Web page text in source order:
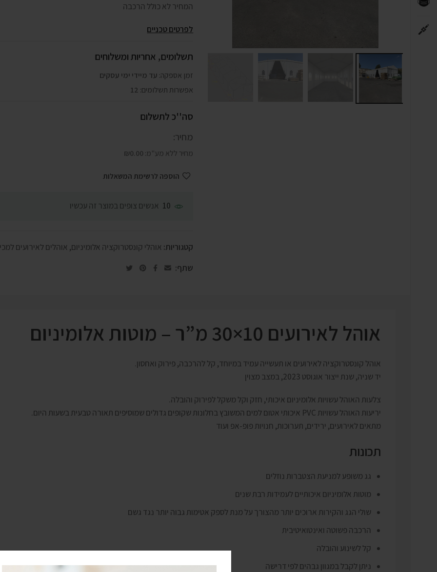
המחיר לא כולל הרכבה
לפרטים טכניים
תשלומים, אחריות ומשלוחים
זמן אספקה: עד מיידי ימי עסקים
אפשרות תשלומים: 12
סה''כ לתשלום
מחיר:
מחיר ללא מע"מ: ₪0.00
הוספה לרשימת המשאלות
10 אנשים צופים במוצר זה עכשיו
קטגוריות: אוהלי קונסטרוקציה אלומיניום, אוהלים לאירועים
שתף:
אוהל לאירועים 10×30 מ”ר – מוטות אלומיניום
אוהל קונסטרוקציה לאירועים או תעשייה עמיד במיוחד, קל להרכבה, פירוק ואחסון.
יד שניה, שנת ייצור אוגוסט 2023, במצב מצוין
צלעות האוהל עשויות אלומיניום איכותי, חזק וקל משקל לפירוק והובלה.
יריעות האוהל עשויות PVC איכותי אטום למים המשובץ בחלונות שקופים גדולים שמוסיפים תאורה טבעית בשעות היום.
מתאים לאירועים, ירידים, תערוכות, חנויות פופ-אפ ועוד
תכונות
גג משופע למניעת הצטברות נוזלים
מוטות אלומיניום איכותיים לעמידות רבת שנים
שולי הגג והקירות ארוכים יותר מהצורך על מנת לספק אטימות גבוה יותר נגד גשם
הרכבה פשוטה ואינטואיטיבית
קל לשינוע והובלה
ניתן לקבל במגוון גבהים לפי דרישה